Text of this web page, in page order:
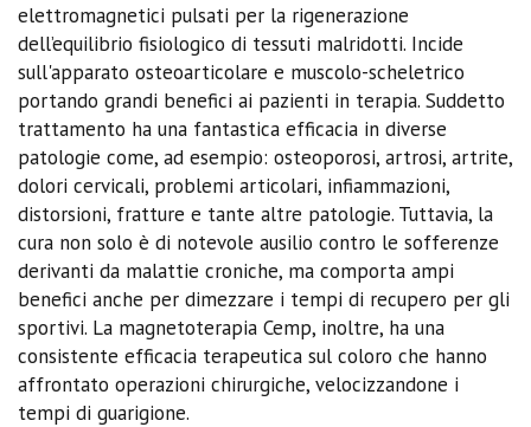
elettromagnetici pulsati per la rigenerazione
dell’equilibrio fisiologico di tessuti malridotti. Incide
sull'apparato osteoarticolare e muscolo-scheletrico
portando grandi benefici ai pazienti in terapia. Suddetto
trattamento ha una fantastica efficacia in diverse
patologie come, ad esempio: osteoporosi, artrosi, artrite,
dolori cervicali, problemi articolari, infiammazioni,
distorsioni, fratture e tante altre patologie. Tuttavia, la
cura non solo è di notevole ausilio contro le sofferenze
derivanti da malattie croniche, ma comporta ampi
benefici anche per dimezzare i tempi di recupero per gli
sportivi. La magnetoterapia Cemp, inoltre, ha una
consistente efficacia terapeutica sul coloro che hanno
affrontato operazioni chirurgiche, velocizzandone i
tempi di guarigione.